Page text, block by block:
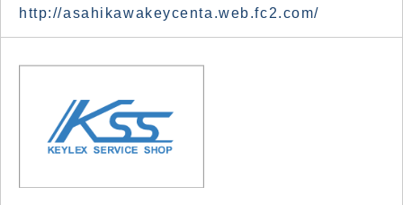
http://asahikawakeycenta.web.fc2.com/